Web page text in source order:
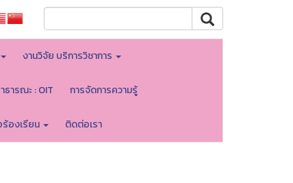
งานวิจัย บริการวิชาการ
ารณะ : OIT การจัดการความรู้
องเรียน ติดต่อเรา